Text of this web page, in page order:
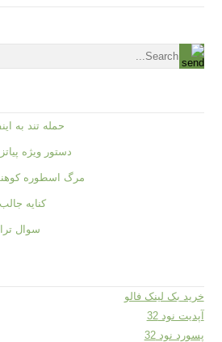
حمله تند به
دستور ویژه
مرگ اسطوره
کنایه
سوال
خرید بک لینک فالو
آپدیت نود 32
پسورد نود 32